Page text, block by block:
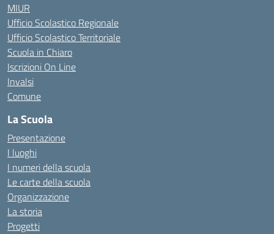
MIUR
Ufficio Scolastico Regionale
Ufficio Scolastico Territoriale
Scuola in Chiaro
Iscrizioni On Line
Invalsi
Comune
La Scuola
Presentazione
I luoghi
I numeri della scuola
Le carte della scuola
Organizzazione
La storia
Progetti